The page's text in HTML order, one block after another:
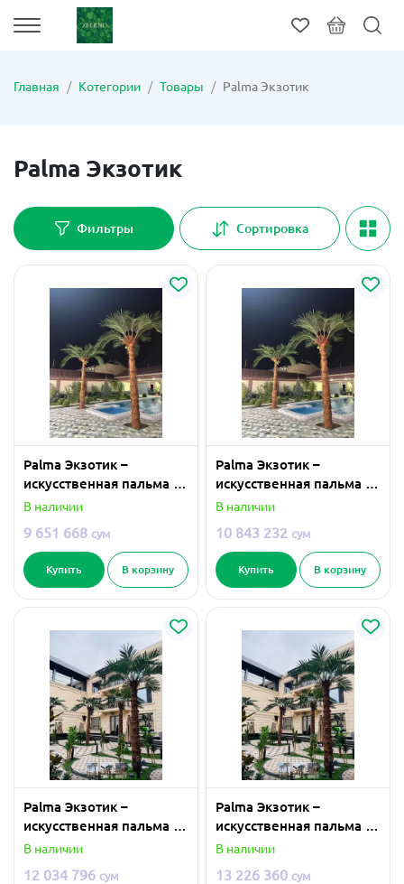
Главная Котегории Товары Palma Экзотик
Palma Экзотик
Фильтры Сортировка
Palma Экзотик –
искусственная пальма 3
метра
В наличии
9 651 668 сум
Купить В корзину
Palma Экзотик –
искусственная пальма 4
метра
В наличии
10 843 232 сум
Купить В корзину
Palma Экзотик –
искусственная пальма 5
метра
В наличии
12 034 796 сум
Palma Экзотик –
искусственная пальма 6
метра
В наличии
13 226 360 сум